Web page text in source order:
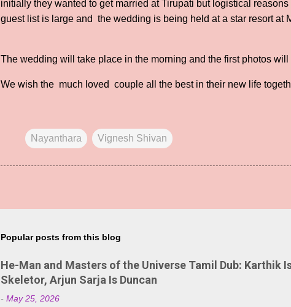
initially they wanted to get married at Tirupati but logistical
guest list is large and the wedding is being held at a star resort at
The wedding will take place in the morning and the first photos
We wish the much loved couple all the best in their new life
Nayanthara Vignesh Shivan
Popular posts from this blog
He-Man and Masters of the Universe Tamil Dub: Karthik
Skeletor, Arjun Sarja Is Duncan
- May 25, 2026